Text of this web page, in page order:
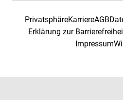
PrivatsphäreKarriereAGB
Erklärung zur
Impressum